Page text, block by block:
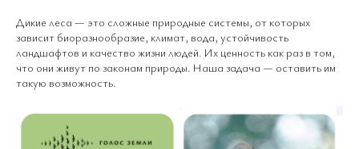
Дикие леса — это сложные природные системы, от которых
зависит биоразнообразие, климат, вода, устойчивость
ландшафтов и качество жизни людей. Их ценность как раз в том,
что они живут по законам природы. Наша задача — оставить им
такую возможность.